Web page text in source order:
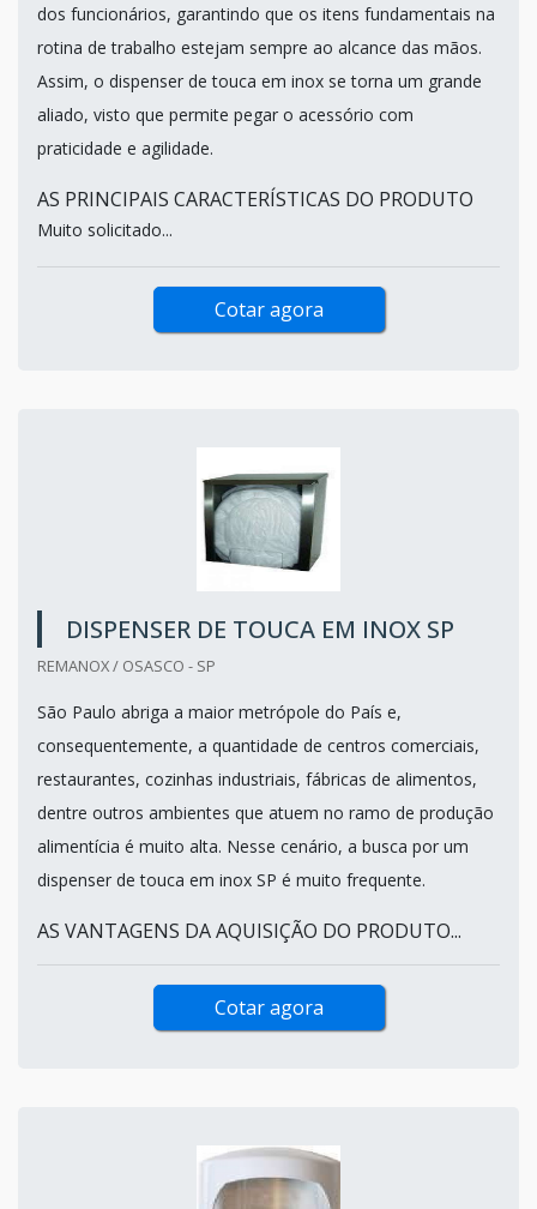
dos funcionários, garantindo que os itens fundamentais na
rotina de trabalho estejam sempre ao alcance das mãos.
Assim, o dispenser de touca em inox se torna um grande
aliado, visto que permite pegar o acessório com
praticidade e agilidade.
AS PRINCIPAIS CARACTERÍSTICAS DO PRODUTO
Muito solicitado...
Cotar agora
DISPENSER DE TOUCA EM INOX SP
REMANOX / OSASCO - SP
São Paulo abriga a maior metrópole do País e,
consequentemente, a quantidade de centros comerciais,
restaurantes, cozinhas industriais, fábricas de alimentos,
dentre outros ambientes que atuem no ramo de produção
alimentícia é muito alta. Nesse cenário, a busca por um
dispenser de touca em inox SP é muito frequente.
AS VANTAGENS DA AQUISIÇÃO DO PRODUTO...
Cotar agora